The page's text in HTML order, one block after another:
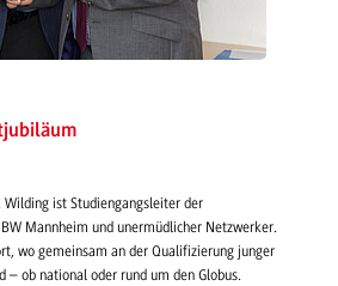
ist Studiengangsleiter der
Mannheim und unermüdlicher Netzwerker.
wo gemeinsam an der Qualifizierung junger
– ob national oder rund um den Globus.